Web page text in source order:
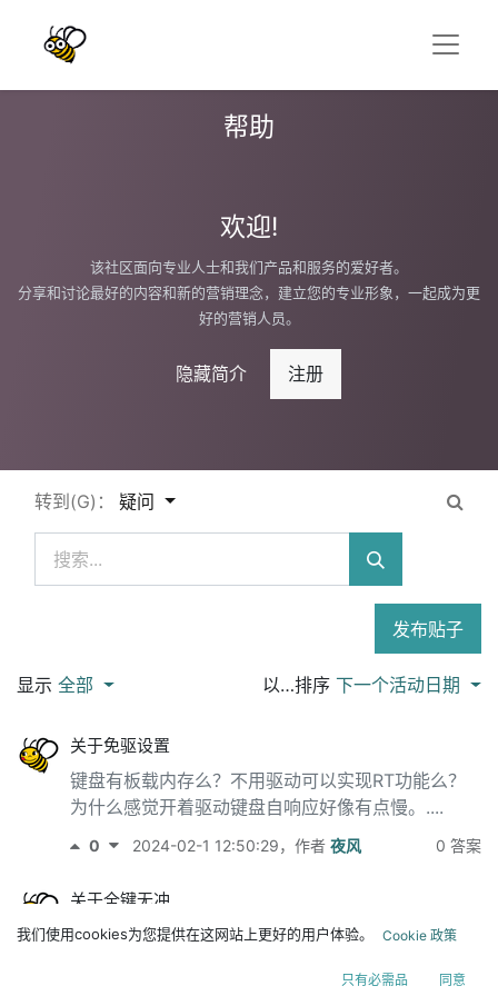
帮助
欢迎!
该社区面向专业人士和我们产品和服务的爱好者。
分享和讨论最好的内容和新的营销理念，建立您的专业形象，一起成为更
好的营销人员。
隐藏简介 注册
转到(G)： 疑问
发布贴子
显示 全部 以…排序下一个活动日期
关于免驱设置
键盘有板载内存么？不用驱动可以实现RT功能么？
为什么感觉开着驱动键盘自响应好像有点慢。....
0 2024-02-1 12:50:29，作者 夜风 0 答案
关于全键无冲
为啥全键无冲是个开关选项，开着有什么弊端么？....
夜风 1 答案
我们使用cookies为您提供在这网站上更好的用户体验。 Cookie 政策
只有必需品 同意